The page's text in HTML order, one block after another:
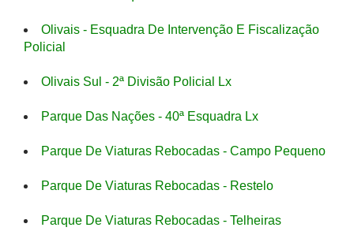
Olivais - Esquadra De Intervenção E Fiscalização
Policial
Olivais Sul - 2ª Divisão Policial Lx
Parque Das Nações - 40ª Esquadra Lx
Parque De Viaturas Rebocadas - Campo Pequeno
Parque De Viaturas Rebocadas - Restelo
Parque De Viaturas Rebocadas - Telheiras